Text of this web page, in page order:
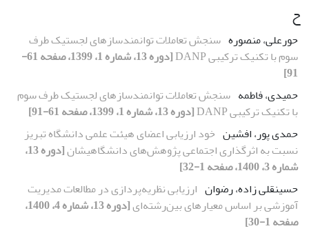
ح
حورعلی، منصوره سنجش تعاملات توانمندسازهای لجستیک طرف
سوم با تکنیک ترکیبی DANP
[دوره 13، شماره 1، 1399، صفحه 61-
91]
حمیدی، فاطمه سنجش تعاملات توانمندسازهای لجستیک طرف سوم
با تکنیک ترکیبی DANP
[دوره 13، شماره 1، 1399، صفحه 61-91]
حمدی پور، افشین خود ارزیابی اعضای هیئت علمی دانشگاه تبریز
نسبت به اثرگذاری اجتماعی پژوهش‌‌های دانشگاهیشان
[دوره 13،
شماره 3، 1400، صفحه 1-32]
حسینقلی زاده، رضوان ارزیابی نظریه‌پردازی در مطالعات مدیریت
آموزشی بر اساس معیارهای بین‌رشته‌ای
[دوره 13، شماره 4، 1400،
صفحه 1-30]